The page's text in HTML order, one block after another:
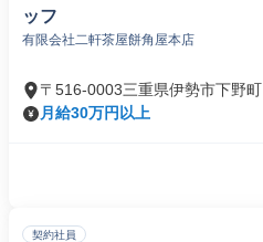
ッフ
有限会社二軒茶屋餅角屋本店
〒516-0003三重県伊勢市下野町
月給30万円以上
契約社員